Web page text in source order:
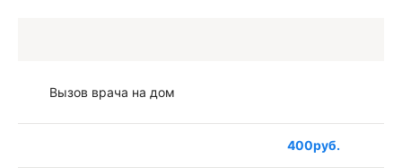
Вызов врача на дом
400руб.